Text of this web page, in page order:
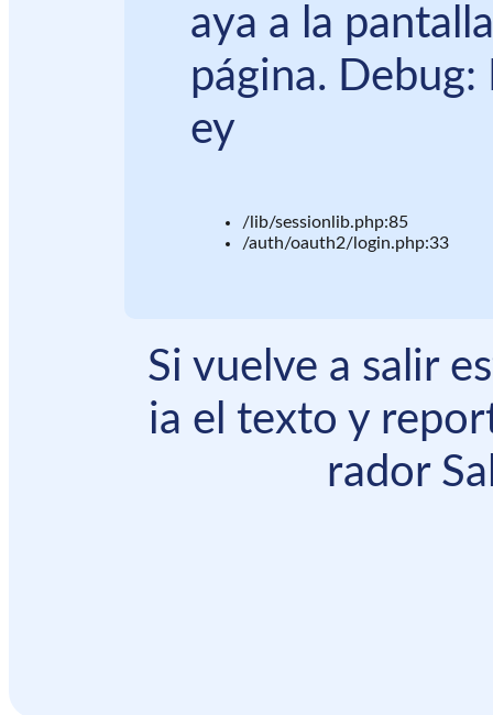
aya a la
página.
ey
/lib/sessionlib.php:85
/auth/oauth2/login.php:33
Si vuelve a salir
ia el texto y
rador